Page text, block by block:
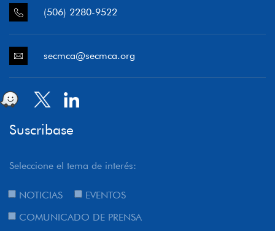
(506) 2280-9522
secmca@secmca.org
Suscribase
Seleccione el tema de interés:
NOTICIAS
EVENTOS
COMUNICADO DE PRENSA